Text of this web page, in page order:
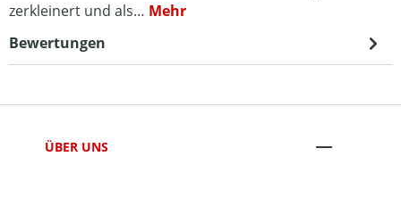
zerkleinert und als… Mehr
Bewertungen
ÜBER UNS